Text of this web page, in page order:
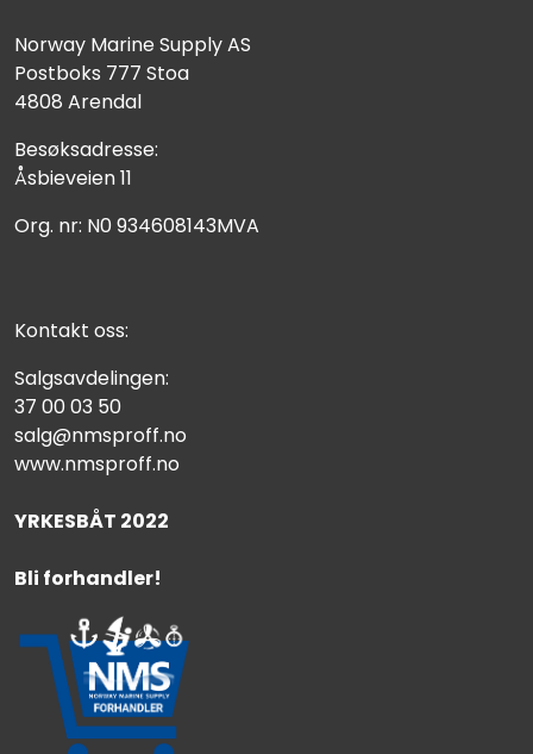
Norway Marine Supply AS
Postboks 777 Stoa
4808 Arendal
Besøksadresse:
Åsbieveien 11
Org. nr: N0 934608143MVA
Kontakt oss:
Salgsavdelingen:
37 00 03 50
salg@nmsproff.no
www.nmsproff.no
YRKESBÅT 2022
Bli forhandler!